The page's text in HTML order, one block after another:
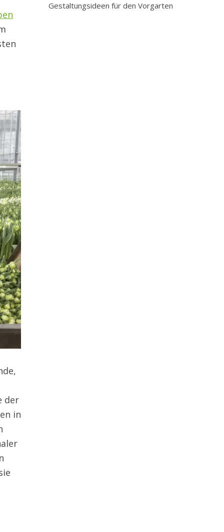
der
in
Gestaltungsideen für den Vorgarten